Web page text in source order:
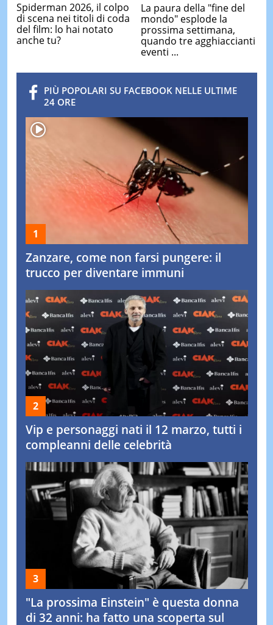
Spiderman 2026, il colpo
di scena nei titoli di coda
del film: lo hai notato
anche tu?
La paura della "fine del
mondo" esplode la
prossima settimana,
quando tre agghiaccianti
eventi ...
PIÙ POPOLARI SU FACEBOOK NELLE ULTIME
24 ORE
Zanzare, come non farsi pungere: il
trucco per diventare immuni
Vip e personaggi nati il 12 marzo, tutti i
compleanni delle celebrità
"La prossima Einstein" è questa donna
di 32 anni: ha fatto una scoperta sul